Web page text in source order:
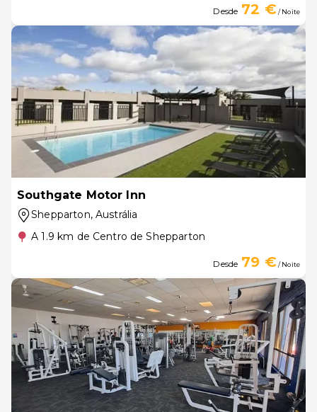
Desde 72 €/ Noite
Southgate Motor Inn
Shepparton, Austrália
A 1.9 km de Centro de Shepparton
Desde 79 €/ Noite